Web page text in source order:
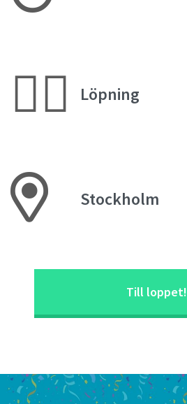
🏃‍♀️ Löpning
Stockholm
Till loppet!